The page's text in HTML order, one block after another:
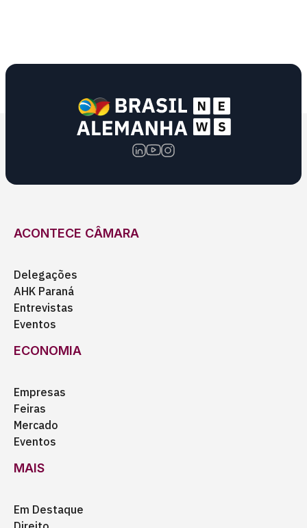
ACONTECE CÂMARA
Delegações
AHK Paraná
Entrevistas
Eventos
ECONOMIA
Empresas
Feiras
Mercado
Eventos
MAIS
Em Destaque